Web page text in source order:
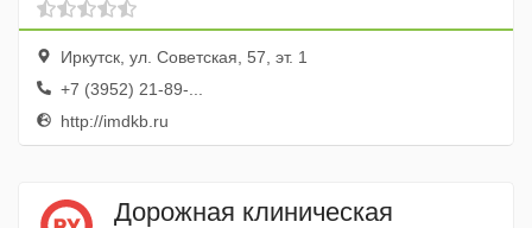
Отделение Экстренной
челюстно-лицевая хирургия
Иркутск, ул. Советская, 57, эт. 1
+7 (3952) 21-89-...
http://imdkb.ru
Дорожная клиническая